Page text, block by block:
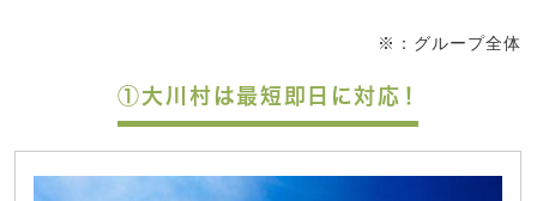
※：グループ全体
①大川村は最短即日に対応！